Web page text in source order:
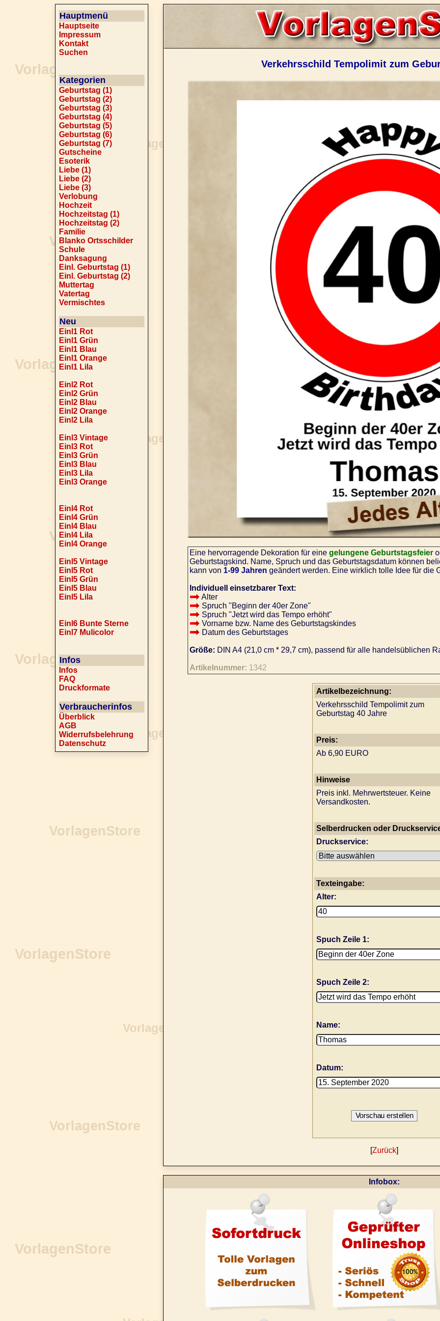
Hauptmenü
Hauptseite
Impressum
Kontakt
Suchen
Kategorien
Geburtstag (1)
Geburtstag (2)
Geburtstag (3)
Geburtstag (4)
Geburtstag (5)
Geburtstag (6)
Geburtstag (7)
Gutscheine
Esoterik
Liebe (1)
Liebe (2)
Liebe (3)
Verlobung
Hochzeit
Hochzeitstag (1)
Hochzeitstag (2)
Familie
Blanko Ortsschilder
Schule
Danksagung
Einl. Geburtstag (1)
Einl. Geburtstag (2)
Muttertag
Vatertag
Vermischtes
Neu
Einl1 Rot
Einl1 Grün
Einl1 Blau
Einl1 Orange
Einl1 Lila
Einl2 Rot
Einl2 Grün
Einl2 Blau
Einl2 Orange
Einl2 Lila
Einl3 Vintage
Einl3 Rot
Einl3 Grün
Einl3 Blau
Einl3 Lila
Einl3 Orange
Einl4 Rot
Einl4 Grün
Einl4 Blau
Einl4 Lila
Einl4 Orange
Einl5 Vintage
Einl5 Rot
Einl5 Grün
Einl5 Blau
Einl5 Lila
Einl6 Bunte Sterne
Einl7 Mulicolor
Infos
Infos
FAQ
Druckformate
Verbraucherinfos
Überblick
AGB
Widerrufsbelehrung
Datenschutz
Verkehrsschild Tempolimit zum
Eine hervorragende Dekoration für eine gelungene Geburtstagsfeier
Geburtstagskind. Name, Spruch und das Geburtstagsdatum können
kann von 1-99 Jahren geändert werden. Eine wirklich tolle Idee für die
Individuell einsetzbarer Text:
Alter
Spruch "Beginn der 40er Zone"
Spruch "Jetzt wird das Tempo erhöht"
Vorname bzw. Name des Geburtstagskindes
Datum des Geburtstages
Größe: DIN A4 (21,0 cm * 29,7 cm), passend für alle handelsüblichen
Artikelnummer: 1342
Artikelbezeichnung:
Verkehrsschild Tempolimit zum
Geburtstag 40 Jahre
Preis:
Ab 6,90 EURO
Hinweise
Preis inkl. Mehrwertsteuer. Keine
Versandkosten.
Selberdrucken oder
Druckservice:
Texteingabe:
Alter:
Spuch Zeile 1:
Spuch Zeile 2:
Name:
Datum:
[Zurück]
Infobox: